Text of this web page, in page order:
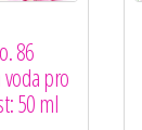
86
pro
50 ml